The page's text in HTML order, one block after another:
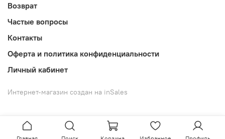
Возврат
Частые вопросы
Контакты
Оферта и политика конфиденциальности
Личный кабинет
Интернет-магазин создан на inSales